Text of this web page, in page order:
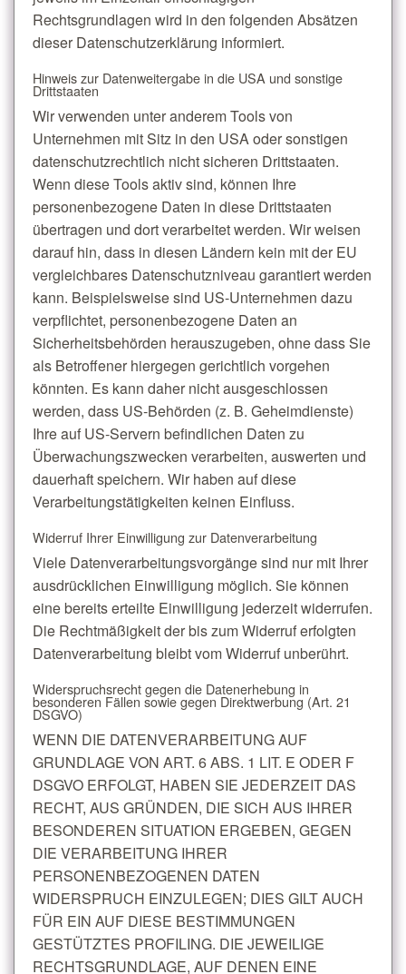
Rechtsgrundlagen wird in den folgenden Absätzen
dieser Datenschutzerklärung informiert.
Hinweis zur Datenweitergabe in die USA und sonstige
Drittstaaten
Wir verwenden unter anderem Tools von
Unternehmen mit Sitz in den USA oder sonstigen
datenschutzrechtlich nicht sicheren Drittstaaten.
Wenn diese Tools aktiv sind, können Ihre
personenbezogene Daten in diese Drittstaaten
übertragen und dort verarbeitet werden. Wir weisen
darauf hin, dass in diesen Ländern kein mit der EU
vergleichbares Datenschutzniveau garantiert werden
kann. Beispielsweise sind US-Unternehmen dazu
verpflichtet, personenbezogene Daten an
Sicherheitsbehörden herauszugeben, ohne dass Sie
als Betroffener hiergegen gerichtlich vorgehen
könnten. Es kann daher nicht ausgeschlossen
werden, dass US-Behörden (z. B. Geheimdienste)
Ihre auf US-Servern befindlichen Daten zu
Überwachungszwecken verarbeiten, auswerten und
dauerhaft speichern. Wir haben auf diese
Verarbeitungstätigkeiten keinen Einfluss.
Widerruf Ihrer Einwilligung zur Datenverarbeitung
Viele Datenverarbeitungsvorgänge sind nur mit Ihrer
ausdrücklichen Einwilligung möglich. Sie können
eine bereits erteilte Einwilligung jederzeit widerrufen.
Die Rechtmäßigkeit der bis zum Widerruf erfolgten
Datenverarbeitung bleibt vom Widerruf unberührt.
Widerspruchsrecht gegen die Datenerhebung in
besonderen Fällen sowie gegen Direktwerbung (Art. 21
DSGVO)
WENN DIE DATENVERARBEITUNG AUF
GRUNDLAGE VON ART. 6 ABS. 1 LIT. E ODER F
DSGVO ERFOLGT, HABEN SIE JEDERZEIT DAS
RECHT, AUS GRÜNDEN, DIE SICH AUS IHRER
BESONDEREN SITUATION ERGEBEN, GEGEN
DIE VERARBEITUNG IHRER
PERSONENBEZOGENEN DATEN
WIDERSPRUCH EINZULEGEN; DIES GILT AUCH
FÜR EIN AUF DIESE BESTIMMUNGEN
GESTÜTZTES PROFILING. DIE JEWEILIGE
RECHTSGRUNDLAGE, AUF DENEN EINE